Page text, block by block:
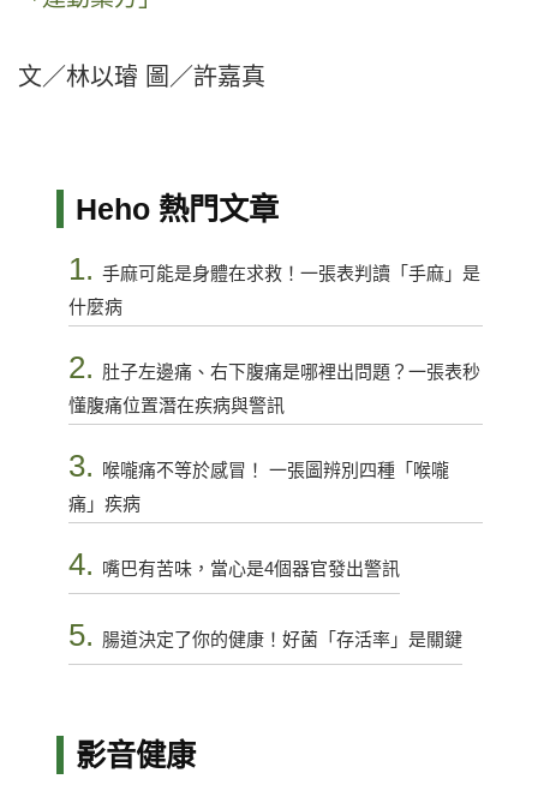
文／林以璿 圖／許嘉真
Heho 熱門文章
1. 手麻可能是身體在求救！一張表判讀「手麻」是
什麼病
2. 肚子左邊痛、右下腹痛是哪裡出問題？一張表秒
懂腹痛位置潛在疾病與警訊
3.
喉嚨痛不等於感冒！ 一張圖辨別四種「喉嚨
痛」疾病
4. 嘴巴有苦味，當心是4個器官發出警訊
5. 腸道決定了你的健康！好菌「存活率」是關鍵
影音健康